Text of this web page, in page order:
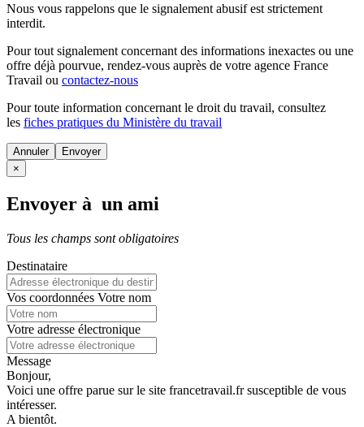
Nous vous rappelons que le signalement abusif est strictement
interdit.
Pour tout signalement concernant des informations inexactes ou une
offre déjà pourvue, rendez-vous auprès de votre agence France
Travail ou contactez-nous
Pour toute information concernant le droit du travail, consultez
les fiches pratiques du Ministère du travail
Annuler
×
Envoyer à un ami
Tous les champs sont obligatoires
Destinataire
Vos coordonnées Votre nom
Votre adresse électronique
Message
Bonjour,
Voici une offre parue sur le site francetravail.fr susceptible de vous
intéresser.
A bientôt.